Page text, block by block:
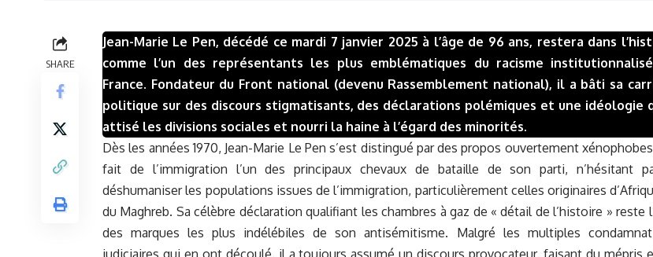
SHARE
Jean-Marie Le Pen, décédé ce mardi 7 janvier 2025 à l’âge de 96 ans, restera dans
comme l’un des représentants les plus emblématiques du racisme
France. Fondateur du Front national (devenu Rassemblement national), il a bâti sa
politique sur des discours stigmatisants, des déclarations polémiques et une idéologie
attisé les divisions sociales et nourri la haine à l’égard des minorités.
Dès les années 1970, Jean-Marie Le Pen s’est distingué par des propos ouvertement
fait de l’immigration l’un des principaux chevaux de bataille de son parti, n’hésitant
déshumaniser les populations issues de l’immigration, particulièrement celles originaires
du Maghreb. Sa célèbre déclaration qualifiant les chambres à gaz de « détail de l’histoire » reste
des marques les plus indélébiles de son antisémitisme. Malgré les multiples